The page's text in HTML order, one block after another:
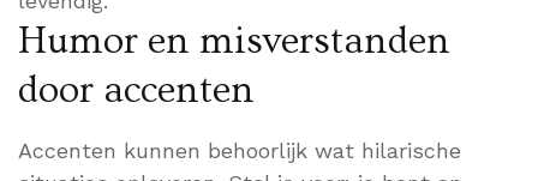
Humor en misverstanden
door accenten
Accenten kunnen behoorlijk wat hilarische